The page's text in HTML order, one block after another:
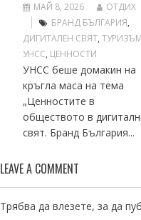
МАЙ 8, 2026
ОТДИХ
БРАНД БЪЛГАРИЯ,
ДИГИТАЛЕН СВЯТ, ТУРИЗЪМ
УНСС, ЦЕННОСТИ
УНСС беше домакин на
кръгла маса на тема
„Ценностите в
обществото в
свят. Бранд България...
LEAVE A COMMENT
Трябва да влезете, за да